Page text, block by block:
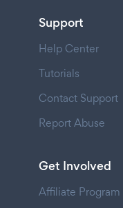
Support
Help Center
Tutorials
Contact Support
Report Abuse
Get Involved
Affiliate Program